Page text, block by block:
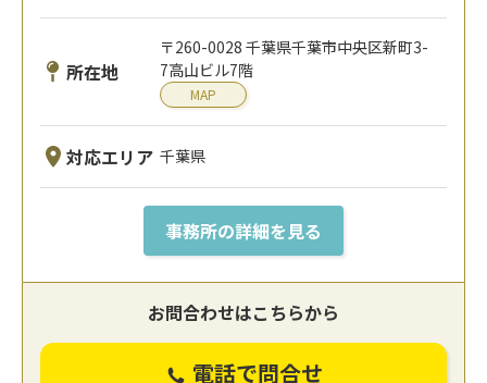
所在地
〒260-0028 千葉県千葉市中央区新町3-
7高山ビル7階
MAP
対応エリア 千葉県
事務所の詳細を見る
お問合わせはこちらから
電話で問合せ